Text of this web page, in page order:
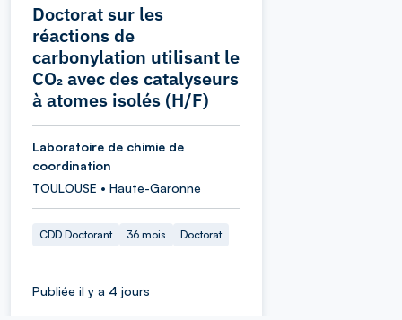
Doctorat sur les
réactions de
carbonylation utilisant le
CO₂ avec des catalyseurs
à atomes isolés (H/F)
Laboratoire de chimie de
coordination
TOULOUSE • Haute-Garonne
CDD Doctorant 36 mois Doctorat
Publiée il y a 4 jours